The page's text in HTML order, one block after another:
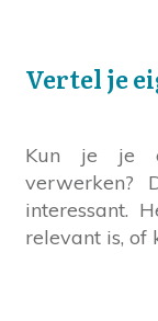
Vertel je
Kun je je
verwerken?
interessant.
relevant is, of